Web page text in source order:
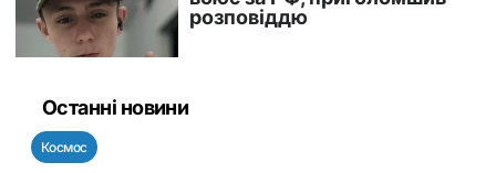
Останні новини
Космос